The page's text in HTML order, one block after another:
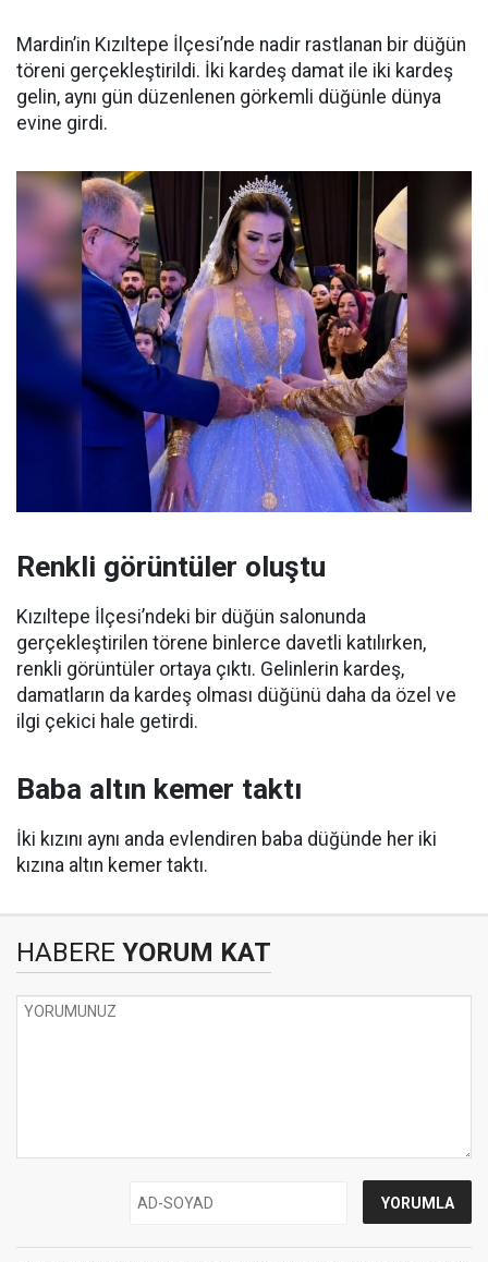
Mardin’in Kızıltepe İlçesi’nde nadir rastlanan bir düğün
töreni gerçekleştirildi. İki kardeş damat ile iki kardeş
gelin, aynı gün düzenlenen görkemli düğünle dünya
evine girdi.
Renkli görüntüler oluştu
Kızıltepe İlçesi’ndeki bir düğün salonunda
gerçekleştirilen törene binlerce davetli katılırken,
renkli görüntüler ortaya çıktı. Gelinlerin kardeş,
damatların da kardeş olması düğünü daha da özel ve
ilgi çekici hale getirdi.
Baba altın kemer taktı
İki kızını aynı anda evlendiren baba düğünde her iki
kızına altın kemer taktı.
HABERE YORUM KAT